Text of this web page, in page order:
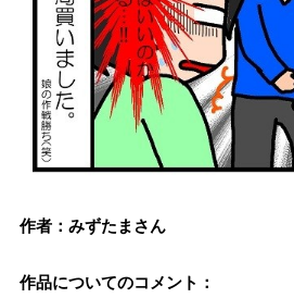
作者：みずたまさん
作品についてのコメント：